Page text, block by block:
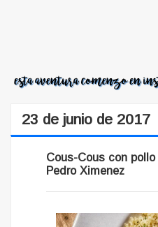
23 de junio de 2017
Cous-Cous con
Pedro Ximenez